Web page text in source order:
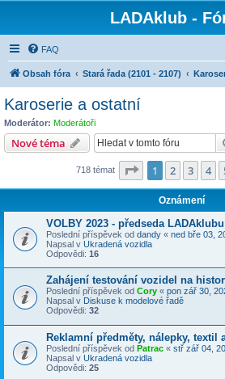
LADAklub -
FAQ
Obsah fóra Stará řada (2101 - 2107)
Karoserie a ostatní
Moderátor: Moderátoři
Nové téma
718 témat Stránka z 15
1 2 3 4
Oznámení
VOLBY 2023 - předseda
Poslední příspěvek od dandy « ned bře 03,
Napsal v Ukradená vozidla
Odpovědi: 16
Zahájení testování vozidel na
Poslední příspěvek od Cory « pon zář 30,
Napsal v Diskuse k modelové řadě
Odpovědi: 32
Reklamní předměty, nálepky, textil
Poslední příspěvek od Patrac « stř zář 04,
Napsal v Ukradená vozidla
Odpovědi: 25